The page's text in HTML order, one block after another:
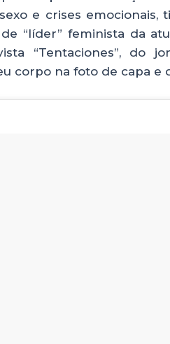
e crises emocionais,
“líder” feminista da
“Tentaciones”, do
corpo na foto de capa e